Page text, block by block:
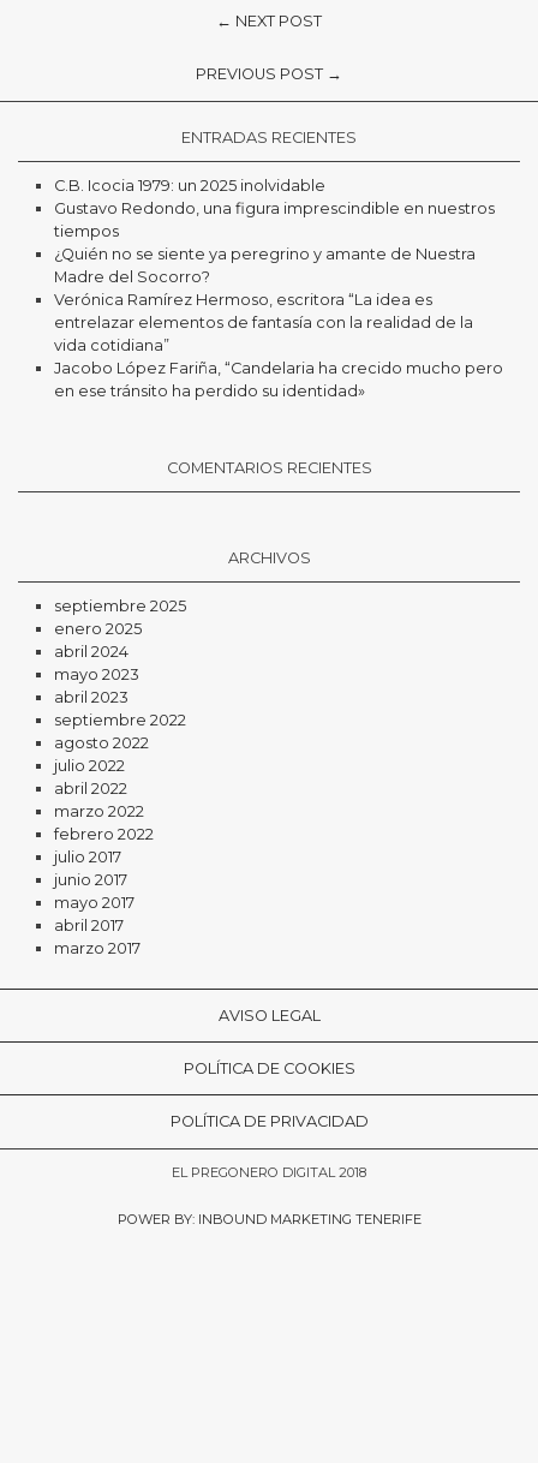
← NEXT POST
PREVIOUS POST →
ENTRADAS RECIENTES
C.B. Icocia 1979: un 2025 inolvidable
Gustavo Redondo, una figura imprescindible en nuestros
tiempos
¿Quién no se siente ya peregrino y amante de Nuestra
Madre del Socorro?
Verónica Ramírez Hermoso, escritora “La idea es
entrelazar elementos de fantasía con la realidad de la
vida cotidiana”
Jacobo López Fariña, “Candelaria ha crecido mucho pero
en ese tránsito ha perdido su identidad»
COMENTARIOS RECIENTES
ARCHIVOS
septiembre 2025
enero 2025
abril 2024
mayo 2023
abril 2023
septiembre 2022
agosto 2022
julio 2022
abril 2022
marzo 2022
febrero 2022
julio 2017
junio 2017
mayo 2017
abril 2017
marzo 2017
AVISO LEGAL
POLÍTICA DE COOKIES
POLÍTICA DE PRIVACIDAD
EL PREGONERO DIGITAL 2018
POWER BY: INBOUND MARKETING TENERIFE